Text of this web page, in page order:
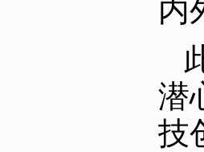
内
潜
技